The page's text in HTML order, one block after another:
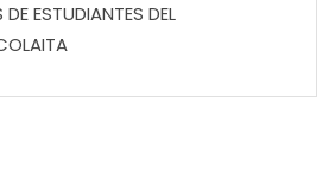
ESTUDIANTES DEL